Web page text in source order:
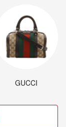
GUCCI